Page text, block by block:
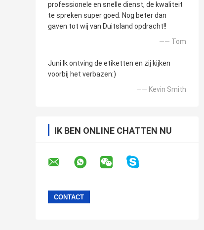
professionele en snelle dienst, de kwaliteit
te spreken super goed. Nog beter dan
gaven tot wij van Duitsland opdracht!!
—— Tom
Juni Ik ontving de etiketten en zij kijken
voorbij het verbazen:)
—— Kevin Smith
IK BEN ONLINE CHATTEN NU